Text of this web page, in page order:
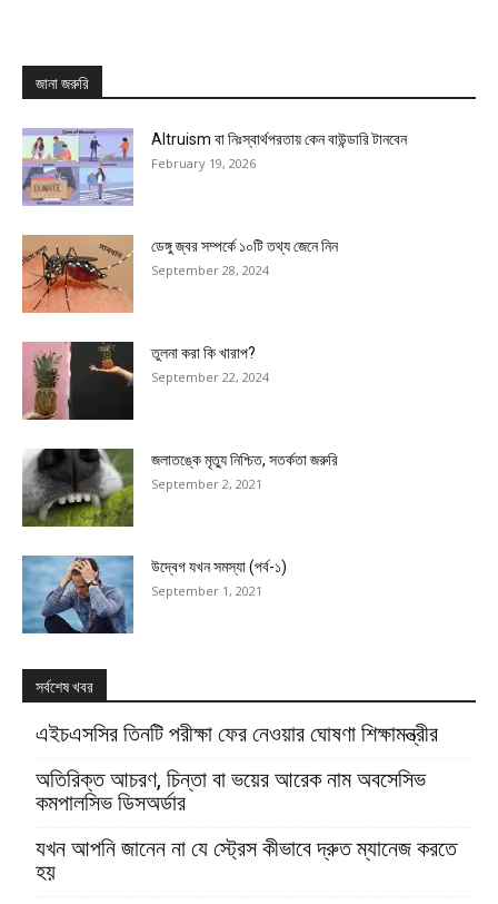
জানা জরুরি
Altruism বা নিঃস্বার্থপরতায় কেন বাউন্ডারি টানবেন
February 19, 2026
ডেঙ্গু জ্বর সম্পর্কে ১০টি তথ্য জেনে নিন
September 28, 2024
তুলনা করা কি খারাপ?
September 22, 2024
জলাতঙ্কে মৃত্যু নিশ্চিত, সতর্কতা জরুরি
September 2, 2021
উদ্বেগ যখন সমস্যা (পর্ব-১)
September 1, 2021
সর্বশেষ খবর
এইচএসসির তিনটি পরীক্ষা ফের নেওয়ার ঘোষণা শিক্ষামন্ত্রীর
অতিরিক্ত আচরণ, চিন্তা বা ভয়ের আরেক নাম অবসেসিভ
কমপালসিভ ডিসঅর্ডার
যখন আপনি জানেন না যে স্ট্রেস কীভাবে দ্রুত ম্যানেজ করতে
হয়